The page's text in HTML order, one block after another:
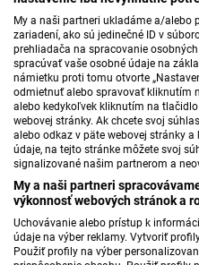
My a naši partneri ukladáme a/alebo
zariadení, ako sú jedinečné ID v
prehliadača na spracovanie
spracúvať vaše osobné údaje na
námietku proti tomu otvorte
odmietnuť alebo spravovať kliknutím
alebo kedykoľvek kliknutím na
webovej stránky. Ak chcete svoj
alebo odkaz v päte webovej stránky
údaje, na tejto stránke môžete svoj
signalizované našim partnerom a
My a naši partneri
výkonnosť webových stránok a
Uchovávanie alebo prístup k
údaje na výber reklamy. Vytvoriť
Použiť profily na výber
Jozefa Kollára v predvečer
vás informovali aj v našom
zástupcami zasiahnutých
vypočujetev článku.
foto/zdroj: Galéria Jozefa Kollára